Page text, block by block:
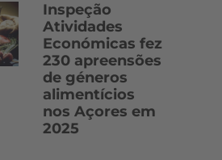
Inspeção
Atividades
Económicas fez
230 apreensões
de géneros
alimentícios
nos Açores em
2025